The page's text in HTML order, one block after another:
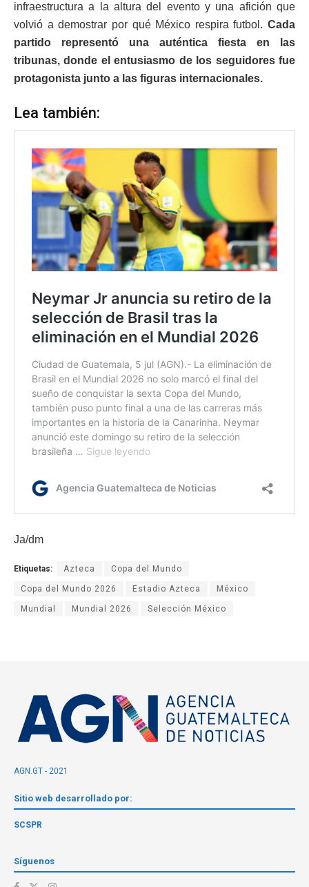
infraestructura a la altura del evento y una afición que
volvió a demostrar por qué México respira futbol. Cada
partido representó una auténtica fiesta en las
tribunas, donde el entusiasmo de los seguidores fue
protagonista junto a las figuras internacionales.
Lea también:
Ja/dm
Etiquetas: Azteca Copa del Mundo
Copa del Mundo 2026 Estadio Azteca México
Mundial Mundial 2026 Selección México
AGN.GT - 2021
Sitio web desarrollado por:
SCSPR
Síguenos